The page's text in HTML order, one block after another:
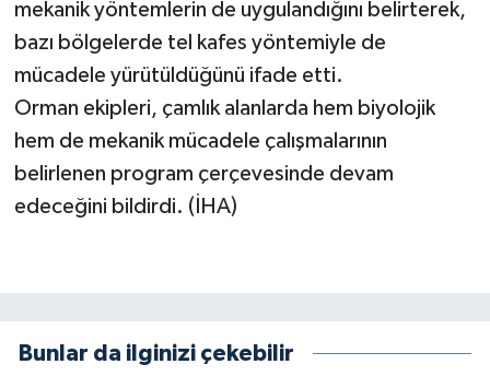
mekanik yöntemlerin de uygulandığını belirterek,
bazı bölgelerde tel kafes yöntemiyle de
mücadele yürütüldüğünü ifade etti.
Orman ekipleri, çamlık alanlarda hem biyolojik
hem de mekanik mücadele çalışmalarının
belirlenen program çerçevesinde devam
edeceğini bildirdi. (İHA)
Bunlar da ilginizi çekebilir